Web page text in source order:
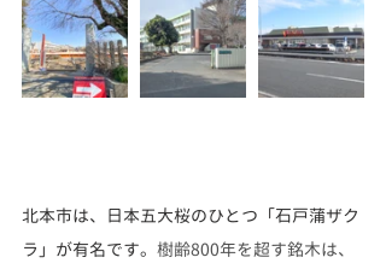
北本市は、日本五大桜のひとつ「石戸蒲ザク
ラ」が有名です。 樹齢800年を超す銘木は、